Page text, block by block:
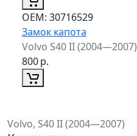
ОЕМ: 30716529
Замок капота
Volvo S40 II (2004—2007)
800р.
Volvo, S40 II (2004—2007)